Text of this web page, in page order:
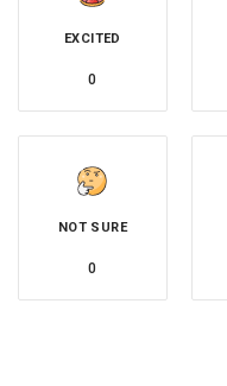
EXCITED
0
NOT SURE
0